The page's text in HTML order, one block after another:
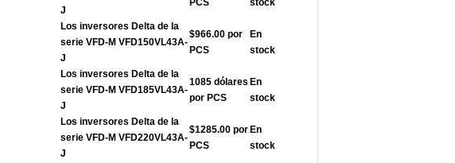
J
PCS
stock
Los inversores Delta de la
serie VFD-M VFD150VL43A-
J
$966.00 por
PCS
En
stock
Los inversores Delta de la
serie VFD-M VFD185VL43A-
J
1085 dólares
por PCS
En
stock
Los inversores Delta de la
serie VFD-M VFD220VL43A-
J
$1285.00 por
PCS
En
stock